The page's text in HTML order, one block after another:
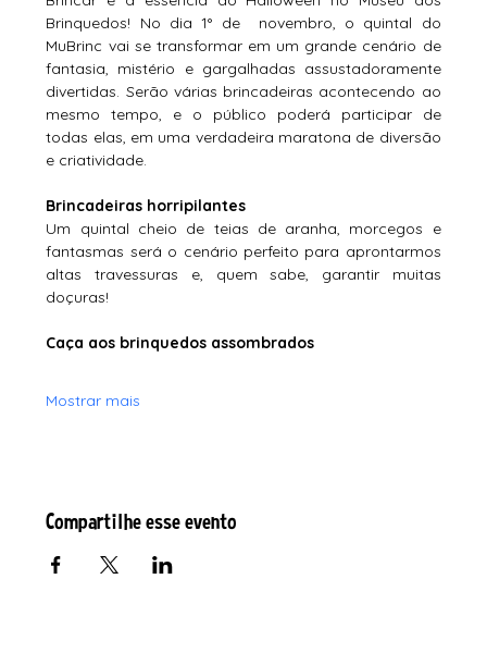
Brinquedos! No dia 1° de  novembro, o quintal do
MuBrinc vai se transformar em um grande cenário de
fantasia, mistério e gargalhadas assustadoramente
divertidas. Serão várias brincadeiras acontecendo ao
mesmo tempo, e o público poderá participar de
todas elas, em uma verdadeira maratona de diversão
e criatividade.
Brincadeiras horripilantes
Um quintal cheio de teias de aranha, morcegos e
fantasmas será o cenário perfeito para aprontarmos
altas travessuras e, quem sabe, garantir muitas
doçuras!
Caça aos brinquedos assombrados
Mostrar mais
Compartilhe esse evento